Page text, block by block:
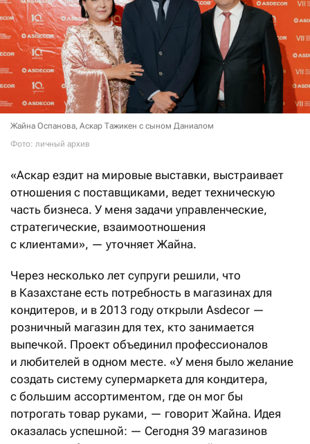
Жайна Оспанова, Аскар Тажикен с сыном Даниалом
Фото: личный архив
«Аскар ездит на мировые выставки, выстраивает
отношения с поставщиками, ведет техническую
часть бизнеса. У меня задачи управленческие,
стратегические, взаимоотношения
с клиентами», — уточняет Жайна.
Через несколько лет супруги решили, что
в Казахстане есть потребность в магазинах для
кондитеров, и в 2013 году открыли Asdecor —
розничный магазин для тех, кто занимается
выпечкой. Проект объединил профессионалов
и любителей в одном месте. «У меня было желание
создать систему супермаркета для кондитера,
с большим ассортиментом, где он мог бы
потрогать товар руками, — говорит Жайна. Идея
оказалась успешной: — Сегодня 39 магазинов